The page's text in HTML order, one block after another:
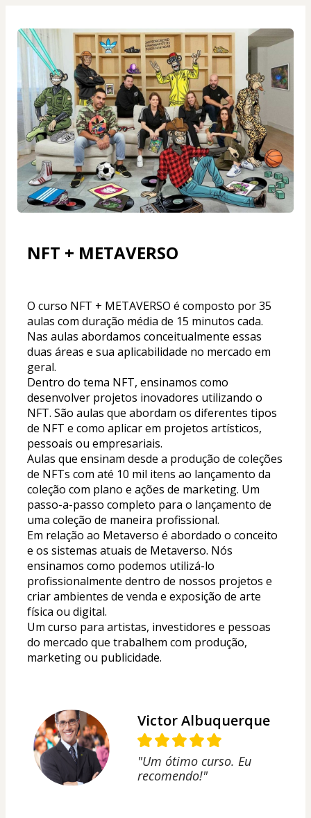
NFT + METAVERSO
O curso NFT + METAVERSO é composto por 35
aulas com duração média de 15 minutos cada.
Nas aulas abordamos conceitualmente essas
duas áreas e sua aplicabilidade no mercado em
geral.
Dentro do tema NFT, ensinamos como
desenvolver projetos inovadores utilizando o
NFT. São aulas que abordam os diferentes tipos
de NFT e como aplicar em projetos artísticos,
pessoais ou empresariais.
Aulas que ensinam desde a produção de coleções
de NFTs com até 10 mil itens ao lançamento da
coleção com plano e ações de marketing. Um
passo-a-passo completo para o lançamento de
uma coleção de maneira profissional.
Em relação ao Metaverso é abordado o conceito
e os sistemas atuais de Metaverso. Nós
ensinamos como podemos utilizá-lo
profissionalmente dentro de nossos projetos e
criar ambientes de venda e exposição de arte
física ou digital.
Um curso para artistas, investidores e pessoas
do mercado que trabalhem com produção,
marketing ou publicidade.
Victor Albuquerque
"Um ótimo curso. Eu
recomendo!"